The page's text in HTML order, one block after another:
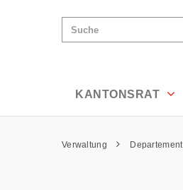
KANTONSRAT
Inhalt
Pfadnavigation
Verwaltung